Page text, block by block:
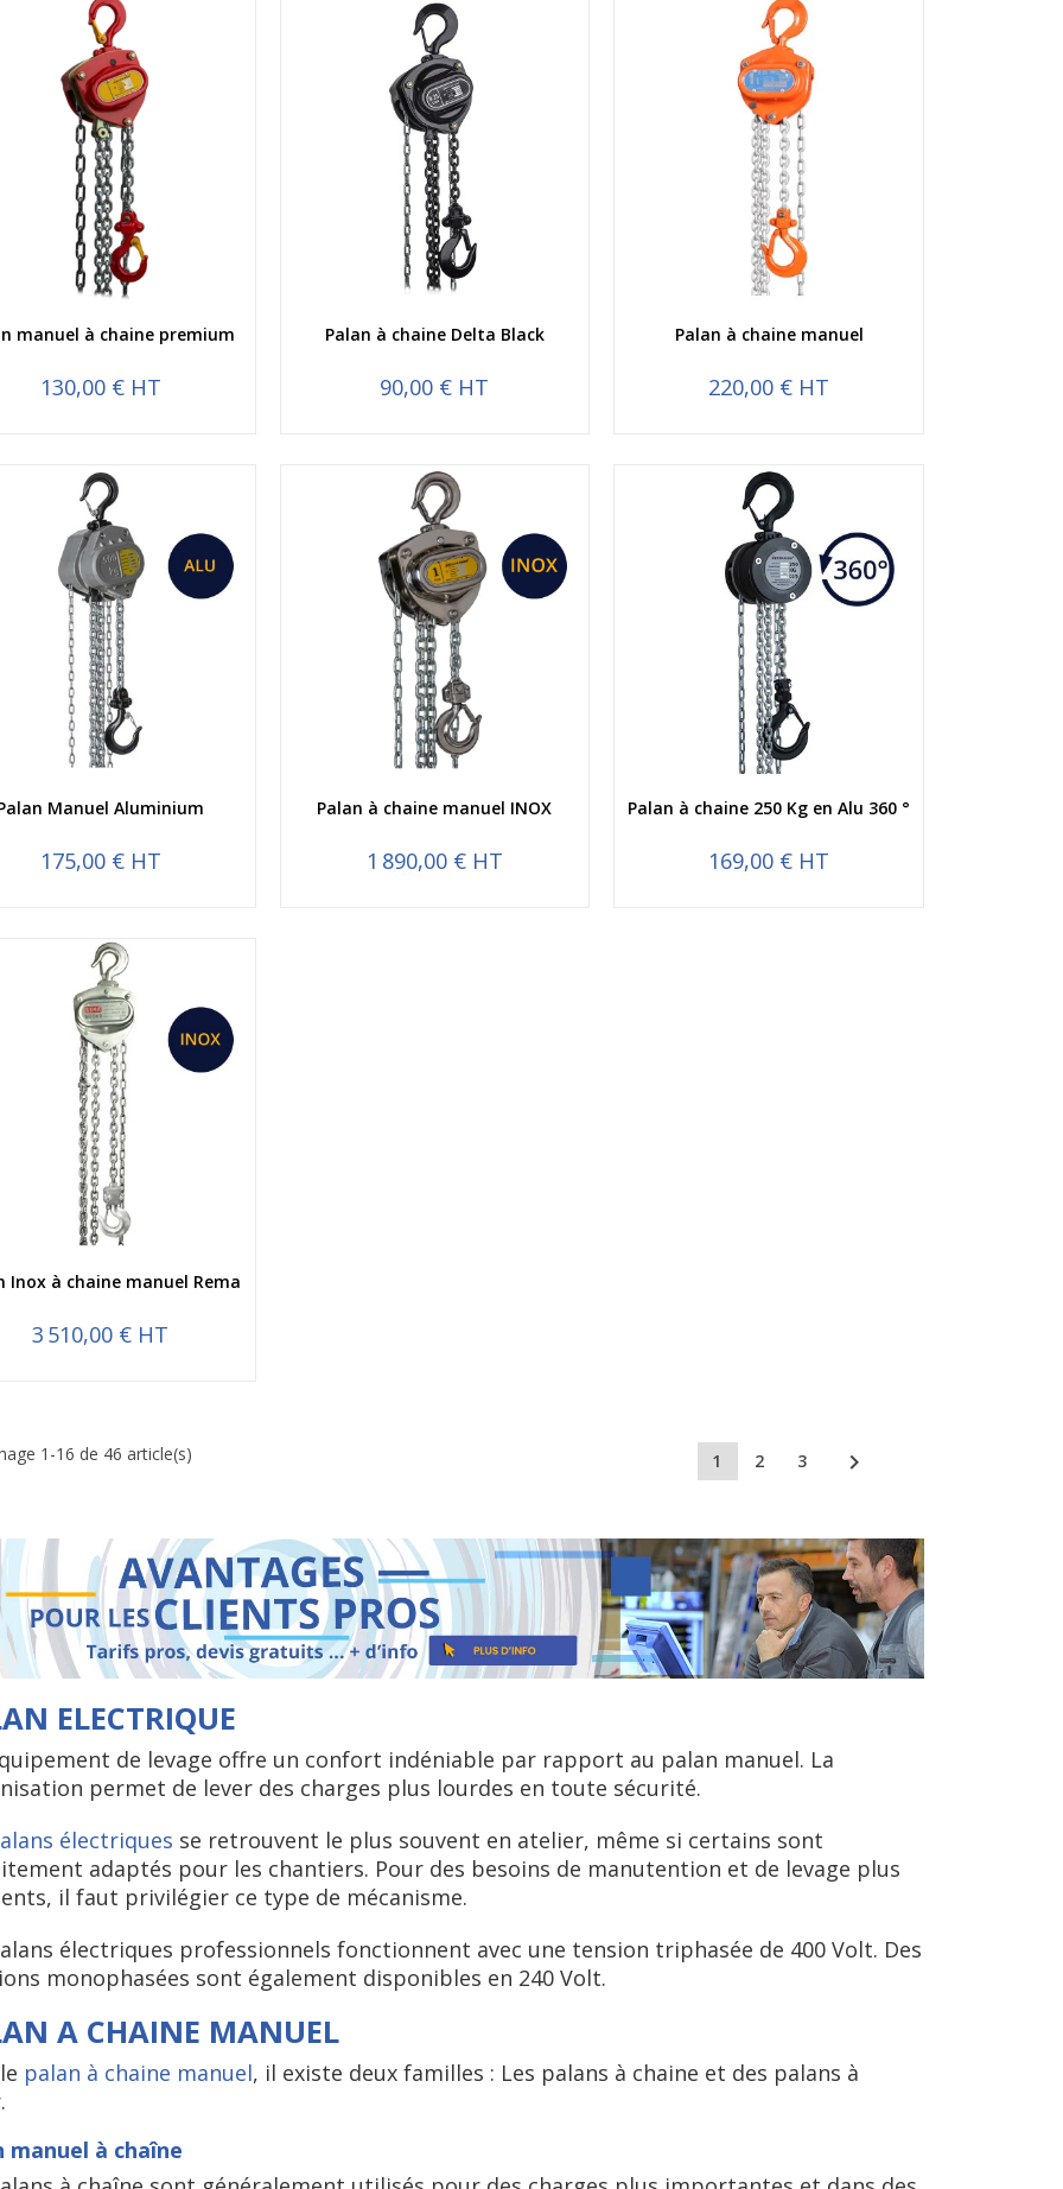
Aperçu rapide
manuel à chaine premium
130,00 € HT
Aperçu rapide
Palan à chaine Delta Black
90,00 € HT
Aperçu rapide
Palan à chaine manuel
220,00 € HT
Aperçu rapide
Manuel Aluminium
175,00 € HT
Aperçu rapide
Palan à chaine manuel INOX
1 890,00 € HT
Aperçu rapide
Palan à chaine 250 Kg en Alu 360 °
169,00 € HT
Aperçu rapide
Inox à chaine manuel Rema
3 510,00 € HT
1-16 de 46 article(s) 1 2 3 
ELECTRIQUE
de levage offre un confort indéniable par rapport au palan manuel. La
permet de lever des charges plus lourdes en toute sécurité.
électriques se retrouvent le plus souvent en atelier, même si certains sont
adaptés pour les chantiers. Pour des besoins de manutention et de levage plus
il faut privilégier ce type de mécanisme.
électriques professionnels fonctionnent avec une tension triphasée de 400 Volt. Des
monophasées sont également disponibles en 240 Volt.
A CHAINE MANUEL
palan à chaine manuel, il existe deux familles : Les palans à chaine et des palans à
manuel à chaîne